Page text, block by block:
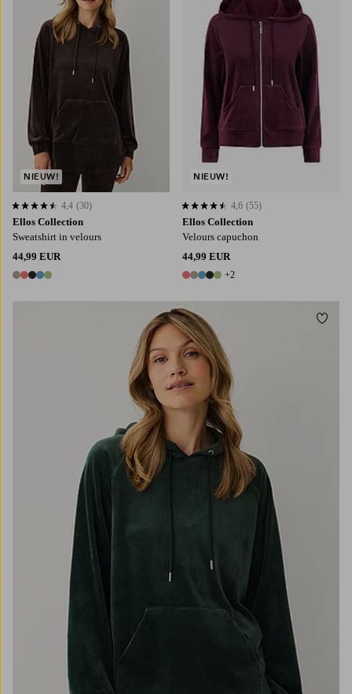
Ellos Collection
Sweatshirt in velours
44,99 EUR
5 kleuren
4,4 op basis van 30 beoordelingen
4,4 (30)
NIEUW!
Ellos Collection
Velours capuchon
44,99 EUR
7 kleuren
+2
4,6 op basis van 55 beoordelingen
4,6 (55)
NIEUW!
XL